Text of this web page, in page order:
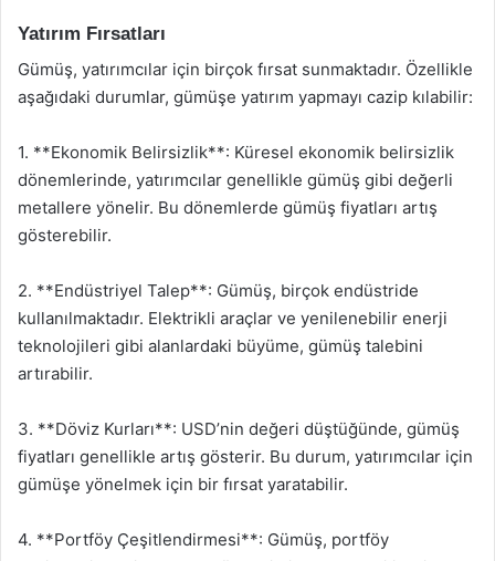
Yatırım Fırsatları
Gümüş, yatırımcılar için birçok fırsat sunmaktadır. Özellikle
aşağıdaki durumlar, gümüşe yatırım yapmayı cazip kılabilir:
1. **Ekonomik Belirsizlik**: Küresel ekonomik belirsizlik
dönemlerinde, yatırımcılar genellikle gümüş gibi değerli
metallere yönelir. Bu dönemlerde gümüş fiyatları artış
gösterebilir.
2. **Endüstriyel Talep**: Gümüş, birçok endüstride
kullanılmaktadır. Elektrikli araçlar ve yenilenebilir enerji
teknolojileri gibi alanlardaki büyüme, gümüş talebini
artırabilir.
3. **Döviz Kurları**: USD’nin değeri düştüğünde, gümüş
fiyatları genellikle artış gösterir. Bu durum, yatırımcılar için
gümüşe yönelmek için bir fırsat yaratabilir.
4. **Portföy Çeşitlendirmesi**: Gümüş, portföy